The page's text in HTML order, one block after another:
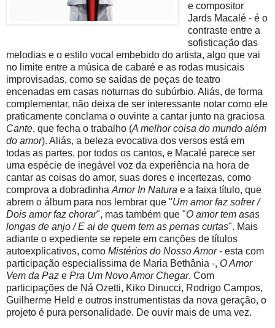
e compositor
Jards Macalé - é o
contraste entre a
sofisticação das
melodias e o estilo vocal embebido do artista, algo que vai
no limite entre a música de cabaré e as rodas musicais
improvisadas, como se saídas de peças de teatro
encenadas em casas noturnas do subúrbio. Aliás, de forma
complementar, não deixa de ser interessante notar como ele
praticamente conclama o ouvinte a cantar junto na graciosa
Cante, que fecha o trabalho (A melhor coisa do mundo além
do amor). Aliás, a beleza evocativa dos versos está em
todas as partes, por todos os cantos, e Macalé parece ser
uma espécie de inegável voz da experiência na hora de
cantar as coisas do amor, suas dores e incertezas, como
comprova a dobradinha Amor In Natura e a faixa título, que
abrem o álbum para nos lembrar que "Um amor faz sofrer /
Dois amor faz chorar", mas também que "O amor tem asas
longas de anjo / E ai de quem tem as pernas curtas". Mais
adiante o expediente se repete em canções de títulos
autoexplicativos, como Mistérios do Nosso Amor- esta com
participação especialíssima de Maria Bethânia -, O Amor
Vem da Paz e Pra Um Novo Amor Chegar. Com
participações de Ná Ozetti, Kiko Dinucci, Rodrigo Campos,
Guilherme Held e outros instrumentistas da nova geração, o
projeto é pura personalidade. De ouvir mais de uma vez.